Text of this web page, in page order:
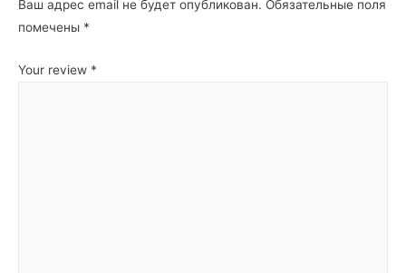
Ваш адрес email не будет опубликован. Обязательные поля
помечены *
Your review *